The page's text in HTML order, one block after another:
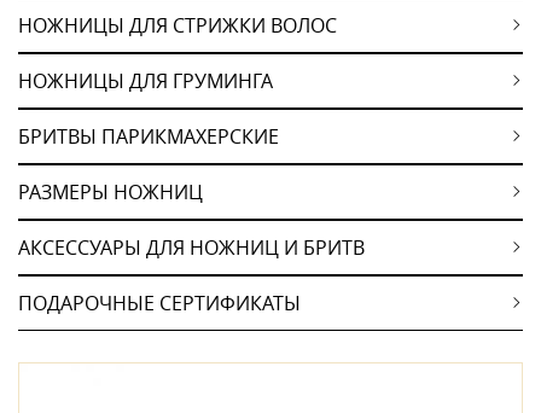
НОЖНИЦЫ ДЛЯ СТРИЖКИ ВОЛОС
НОЖНИЦЫ ДЛЯ ГРУМИНГА
БРИТВЫ ПАРИКМАХЕРСКИЕ
РАЗМЕРЫ НОЖНИЦ
АКСЕССУАРЫ ДЛЯ НОЖНИЦ И БРИТВ
ПОДАРОЧНЫЕ СЕРТИФИКАТЫ